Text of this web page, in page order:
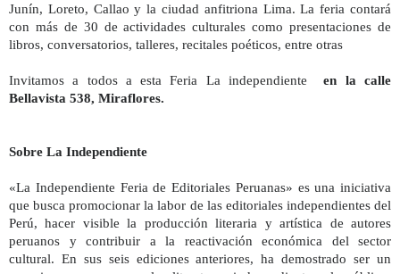
Junín, Loreto, Callao y la ciudad anfitriona Lima. La feria contará
con más de 30 de actividades culturales como presentaciones de
libros, conversatorios, talleres, recitales poéticos, entre otras
Invitamos a todos a esta Feria La independienteen la calle
Bellavista 538, Miraflores.
Sobre La Independiente
«La Independiente Feria de Editoriales Peruanas» es una iniciativa
que busca promocionar la labor de las editoriales independientes del
Perú, hacer visible la producción literaria y artística de autores
peruanos y contribuir a la reactivación económica del sector
cultural. En sus seis ediciones anteriores, ha demostrado ser un